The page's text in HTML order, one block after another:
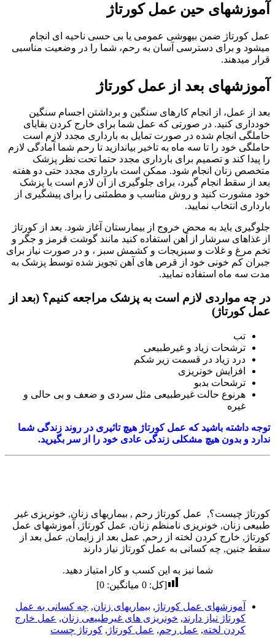
آموزشهای حین عمل کورتاژ
عمل کورتاژ ضمن بیهوشی عمومی یا بی حسی ناحیه ای انجام
میشود و برای دسترسی آسان به رحم، شما را در وضعیت مناسبی
قرار میدهند.
آموزشهای بعد از عمل کورتاژ
بعد از عمل، از انجام کارهای سنگین و برداشتن اجسام سنگین
خودداری کنید. در صورتی که عمل شما برای خارج کردن بقایای
حاملگی انجام شده در صورت تمایل به بارداری مجدد لازم است
حاملگی خود را تا سه ماه به تاخیر بیاندازید تا رحم شما آمادگی لازم
را پیدا کند و تصمیم برای بارداری مجدد حتما تحت نظر پزشک
متخصص زنان انجام شود. ممکن است بارداری مجدد حتی دو هفته
بعد از سقط انجام گیرد، برای جلوگیری از آن لازم است با پزشک
خود مشورت کنید و روش مناسب و مطمئنی را برای پیشگیری از
بارداری انتخاب نمایید.
جلوگیری باید به محض خروج از بیمارستان آغاز شود. بعد از کورتاژ
از غذاهای سرشار از آهن استفاده کنید مانند گوشت قرمز و جگر و
تخم مرغ و غلات و سبزیجات و کشمش سبز ، و در صورت نیاز برای
جبران کم خونی خود از قرص های آهن تجویز شده توسط پزشک به
مدت سه ماه استفاده نمایید.
در چه مواردی لازم است به پزشک مراجعه کنیم؟ (بعد از
عمل کورتاژ)
تب
ترشحات زیاد و غیرطبیعی
درد زیاد در قسمت زیر شکم
افزایش خونریزی
ترشحات بدبو
هرنوع حالت غیرطبیعی مثل سردی و ضعف و بی حالی و
غیره
توجه داشته باشید که عمل کورتاژ هیچ تاثیری در روند زندگی شما
ندارد و بدون هیچ مشکلی زندگی عادی خود را از سر بگیرید.
کورتاژ چیست؟, عمل کورتاژ رحم , بیماریهای زنان, خونریزی غیر
طبیعی زنان, خونریزی نامنظم زنان, عمل کورتاژ, آموزشهای عمل
کورتاژ, خارج کردن لخته از رحم, عمل بعد از زایمان, عمل بعد از
سقط جنین, چه کسانی به عمل کورتاژ نیاز دارند
شما نیز به این کسب و کار امتیاز دهید.
[کل:0 میانگین:0
]
آموزشهای عمل کورتاژ , بیماریهای زنان, چه کسانی به عمل
کورتاژ نیاز دارند, خونریزی های غیرطبیعی زنان, عمل خارج
کردن لخته, عمل رحم, عمل کورتاژ , کورتاژ چست